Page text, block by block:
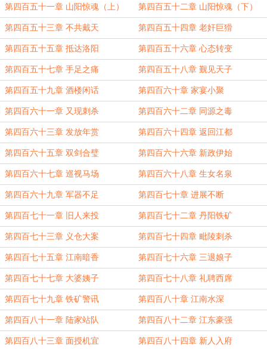
第四百五十一章 山阳惊魂（上） 第四百五十二章 山阳惊魂（下）
第四百五十三章 不共戴天 第四百五十四章 老奸巨猾
第四百五十五章 抵达洛阳 第四百五十六章 心态转变
第四百五十七章 手足之痛 第四百五十八章 觐见天子
第四百五十九章 酒楼闲话 第四百六十章 家宴小聚
第四百六十一章 又现刺杀 第四百六十二章 同源之毒
第四百六十三章 发放年赏 第四百六十四章 返回江都
第四百六十五章 双剑合璧 第四百六十六章 新政伊始
第四百六十七章 巡视马场 第四百六十八章 生女名泉
第四百六十九章 军器不足 第四百七十章 进展不断
第四百七十一章 旧人来投 第四百七十二章 丹阳铁矿
第四百七十三章 义仓大案 第四百七十四章 毗陵刺杀
第四百七十五章 江南暗香 第四百七十六章 三退娘子
第四百七十七章 大婆姨子 第四百七十八章 礼聘西席
第四百七十九章 铁矿警讯 第四百八十章 江南水深
第四百八十一章 陆家站队 第四百八十二章 江东豪强
第四百八十三章 面授机宜 第四百八十四章 新人入府